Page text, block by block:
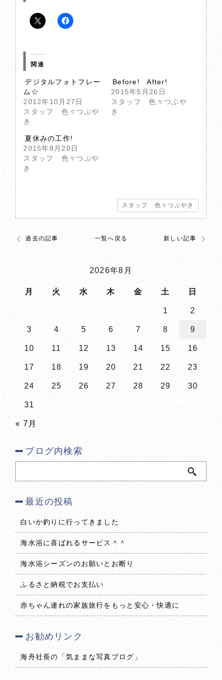
関連
デジタルフォトフレー
ム☆
2012年10月27日
スタッフ 色々つぶや
き
Before! After!
2015年5月26日
スタッフ 色々つぶや
き
夏休みの工作!
2015年8月20日
スタッフ 色々つぶや
き
スタッフ 色々つぶやき
過去の記事 一覧へ戻る 新しい記事
2026年8月
月 火 水 木 金 土 日
1 2
3 4 5 6 7 8 9
10 11 12 13 14 15 16
17 18 19 20 21 22 23
24 25 26 27 28 29 30
31
« 7月
ブログ内検索
最近の投稿
白いか釣りに行ってきました
海水浴に喜ばれるサービス＾＾
海水浴シーズンのお願いとお断り
ふるさと納税でお支払い
赤ちゃん連れの家族旅行をもっと安心・快適に
お勧めリンク
海舟社長の「気ままな写真ブログ」